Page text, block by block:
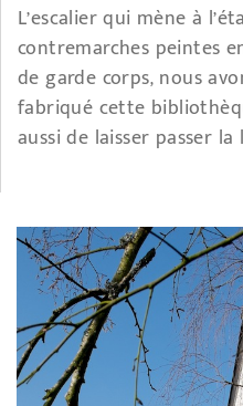
L’escalier qui mène à
contremarches peintes
de garde corps, nous
fabriqué cette
aussi de laisser passer la